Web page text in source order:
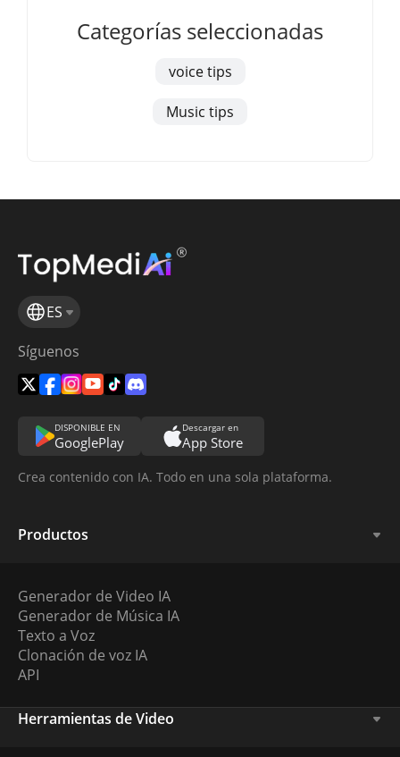
Categorías seleccionadas
voice tips
Music tips
ES
Síguenos
DISPONIBLE EN
GooglePlay
Descargar en
App Store
Crea contenido con IA. Todo en una sola plataforma.
Productos
Generador de Video IA
Generador de Música IA
Texto a Voz
Clonación de voz IA
API
Herramientas de Video